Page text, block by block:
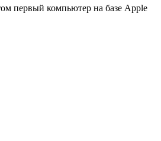
первый компьютер на базе Apple